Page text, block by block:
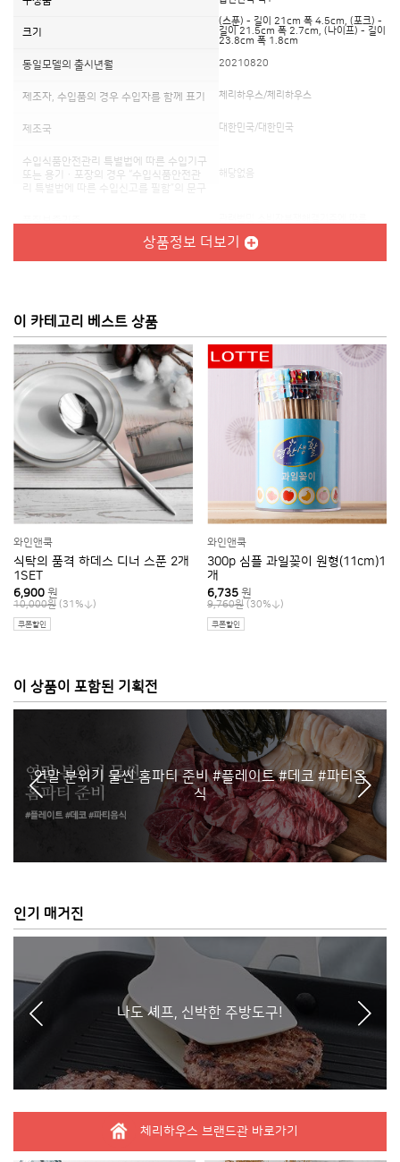
크기
(스푼) - 길이 21cm 폭 4.5cm, (포크) -
길이 21.5cm 폭 2.7cm, (나이프) - 길이
23.8cm 폭 1.8cm
동일모델의 출시년월 20210820
제조자, 수입품의 경우 수입자를 함께 표기 체리하우스/체리하우스
제조국 대한민국/대한민국
수입식품안전관리 특별법에 따른 수입기구
또는 용기ㆍ포장의 경우 “수입식품안전관
리 특별법에 따른 수입신고를 필함”의 문구
해당없음
체리하우스 051-508-7502
배송정보
배송방법 로젠택배
배송지역 전국
배송비용 3,500원 (70,000원 이상 무료배송)
배송안내
상품페이지에 배송비(지역별 추가 배송비 등) 및 배송가능지역에 관
한 브랜드 기준이 있는 경우에는 해당 내용이 우선 적용되오니, 상품
상세페이지 내용을 반드시 확인해 주십시오.
(특히, 가구 등의 상품은 지역에 따라 배송제한 및 추가 배송비용이 착
불로 발생할 수 있습니다.)
차량의 이동이 어려운 일부 도서지역 및 제주도는 배송이 불가할 수
도 있으니 반드시 상담 후 주문해 주시길 바랍니다.
배송 시 연락처 오기재 및 주소 불분명, 그리고 수취인 부재 시 배송이
지연될 수 있습니다.
사다리차 및 엘리베이터 사용 시 발생하는 비용 및 단순변심에 의한
반품/교환 왕복배송비는 고객님께서 부담해주셔야 합니다.
지정택배사 로젠택배
(46208) 부산시 금정구 체육공원로 554-7 2층
교환안내
상품페이지에 반품/환불/AS에 관한 브랜드 기준이 있는 경우에는 해
당 내용이 본 항목을 우선하여 적용됩니다.
반품 신청은 배송완료 후 7일 이내 가능합니다.
변심 반품의 경우 왕복배송비를 차감한 금액이 환불되며, 제품 및 포
장 상태가 재판매 가능하여야 합니다. (상품 불량인 경우는 배송비를
상품정보 더보기
이 카테고리 베스트 상품
와인앤쿡
식탁의 품격 하데스 디너 스푼 2개
1SET
6,900 원
10,000원 (31% )
쿠폰할인
와인앤쿡
300p 심플 과일꽂이 원형(11cm)1
개
6,735 원
9,760원 (30% )
쿠폰할인
이 상품이 포함된 기획전
연말 분위기 물씬 홈파티 준비 #플레이트 #데코 #파티음
식
인기 매거진
나도 셰프, 신박한 주방도구!
체리하우스 브랜드관 바로가기